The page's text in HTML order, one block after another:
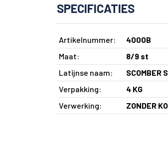
SPECIFICATIES
Artikelnummer:
4000B
Maat:
8/9 st
Latijnse naam:
SCOMBER
Verpakking:
4 KG
Verwerking:
ZONDER